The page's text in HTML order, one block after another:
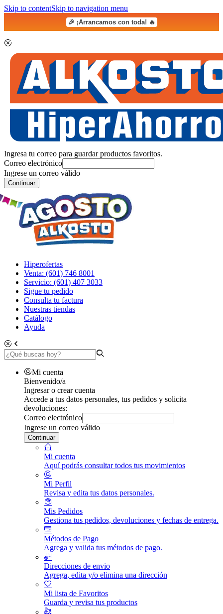
Skip to contentSkip to navigation menu
🎉 ¡Arrancamos con toda! 🔥
Ingresa tu correo para guardar productos favoritos.
Correo electrónico
Ingrese un correo válido
Continuar
Hiperofertas
Venta: (601) 746 8001
Servicio: (601) 407 3033
Sigue tu pedido
Consulta tu factura
Nuestras tiendas
Catálogo
Ayuda
Mi cuenta
Bienvenido/a
Ingresar o crear cuenta
Accede a tus datos personales, tus pedidos y solicita
devoluciones:
Correo electrónico
Ingrese un correo válido
Continuar
Mi cuenta
Aquí podrás consultar todos tus movimientos
Mi Perfil
Revisa y edita tus datos personales.
Mis Pedidos
Gestiona tus pedidos, devoluciones y fechas de entrega.
Métodos de Pago
Agrega y valida tus métodos de pago.
Direcciones de envio
Agrega, edita y/o elimina una dirección
Mi lista de Favoritos
Guarda y revisa tus productos